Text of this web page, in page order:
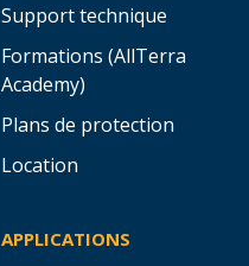
Support technique
Formations (AllTerra
Academy)
Plans de protection
Location
APPLICATIONS